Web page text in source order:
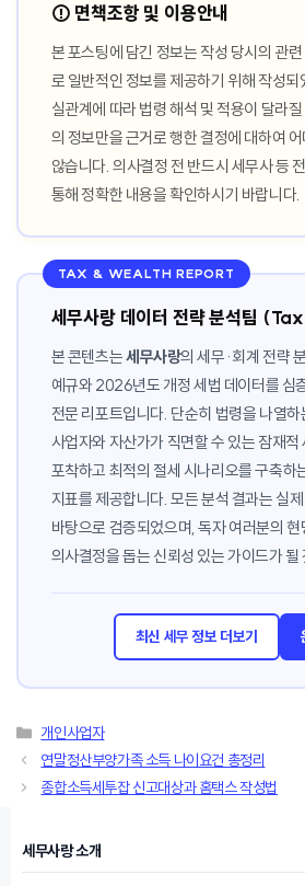
⚠️ 면책조항 및 이용안내
본 포스팅에 담긴 정보는 작성 당시의 관
로 일반적인 정보를 제공하기 위해 작성
실관계에 따라 법령 해석 및 적용이 달라
의 정보만을 근거로 행한 결정에 대하여
않습니다. 의사결정 전 반드시 세무사 등
통해 정확한 내용을 확인하시기 바랍니다.
TAX & WEALTH REPORT
세무사랑 데이터 전략 분석팀
본 콘텐츠는세무사랑의 세무·회계 전략
예규와 2026년도 개정 세법 데이터를 심
전문 리포트입니다. 단순히 법령을 나열하
사업자와 자산가가 직면할 수 있는 잠재적
포착하고 최적의 절세 시나리오를 구축하
지표를 제공합니다. 모든 분석 결과는 실
바탕으로 검증되었으며, 독자 여러분의 현
의사결정을 돕는 신뢰성 있는 가이드가 될
최신 세무 정보 더보기
카
테
리
개인사업자
연말정산부양가족 소득 나이요건 총정리
종합소득세투잡 신고대상과 홈택스 작성법
세무사랑 소개